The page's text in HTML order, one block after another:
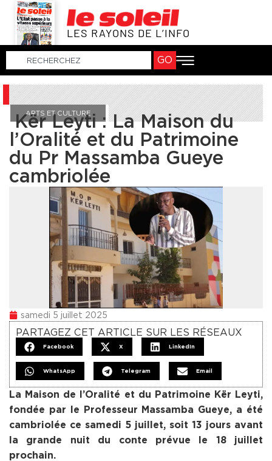
LES RAYONS DE L’INFO
GO
ARTS ET CULTURE
Kër Leyti : La Maison du
l’Oralité et du Patrimoine
du Pr Massamba Gueye
cambriolée
samedi 5 juillet 2025
PARTAGEZ CET ARTICLE SUR LES RÉSEAUX
Facebook X LinkedIn
WhatsApp Telegram Email
La Maison de l’Oralité et du Patrimoine Kër Leyti,
fondée par le Professeur Massamba Gueye, a été
cambriolée ce samedi 5 juillet, soit 13 jours avant
la grande nuit du conte prévue le 18 juillet
prochain.